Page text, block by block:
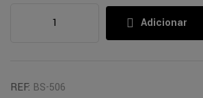
Adicionar
REF: BS-506